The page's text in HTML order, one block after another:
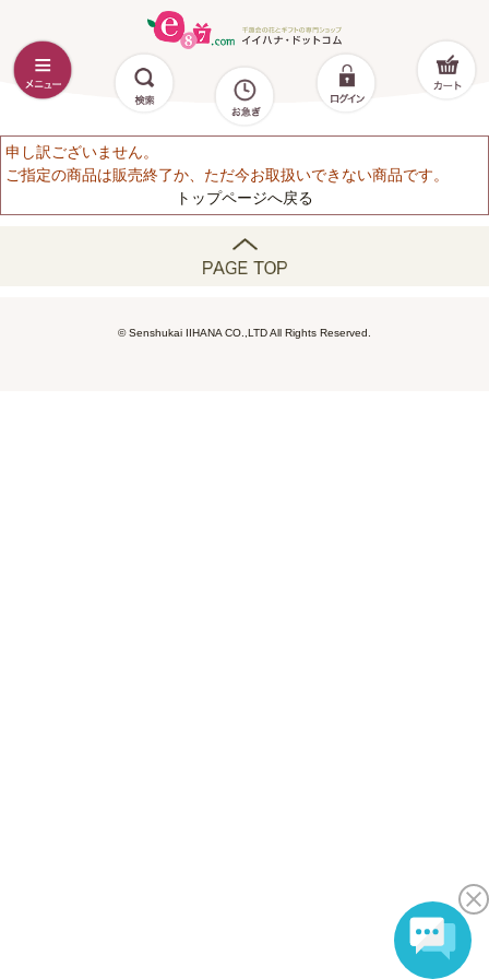
申し訳ございません。
ご指定の商品は販売終了か、ただ今お取扱いできない商品です。
トップページへ戻る
© Senshukai IIHANA CO.,LTD All Rights Reserved.